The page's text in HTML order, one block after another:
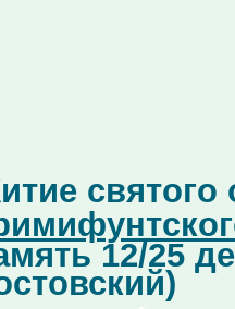
святого
12/25